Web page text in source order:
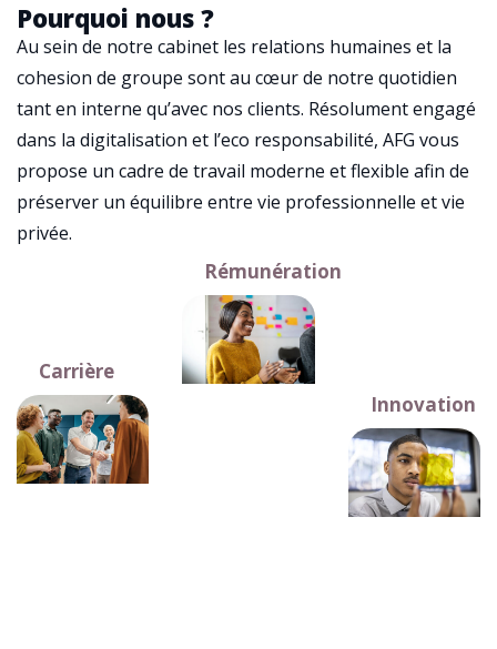
Pourquoi nous ?
Au sein de notre cabinet les relations humaines et la
cohesion de groupe sont au cœur de notre quotidien
tant en interne qu’avec nos clients. Résolument engagé
dans la digitalisation et l’eco responsabilité, AFG vous
propose un cadre de travail moderne et flexible afin de
préserver un équilibre entre vie professionnelle et vie
privée.
Carrière
Rémunération
Innovation